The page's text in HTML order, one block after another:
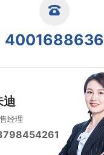
4001688636
迪
经理